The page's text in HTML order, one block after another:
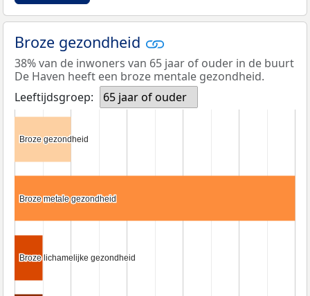
Broze gezondheid
38% van de inwoners van 65 jaar of ouder in de buurt
De Haven heeft een broze mentale gezondheid.
Leeftijdsgroep:
65 jaar of ouder
Broze gezondheid
Broze gezondheid
Broze metale gezondheid
Broze metale gezondheid
Broze lichamelijke gezondheid
Broze lichamelijke gezondheid